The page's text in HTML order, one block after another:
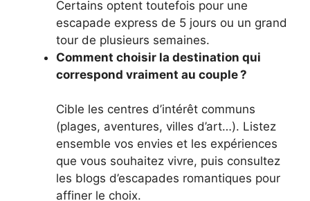
Certains optent toutefois pour une
escapade express de 5 jours ou un grand
tour de plusieurs semaines.
Comment choisir la destination qui
correspond vraiment au couple ?
Cible les centres d’intérêt communs
(plages, aventures, villes d’art…). Listez
ensemble vos envies et les expériences
que vous souhaitez vivre, puis consultez
les blogs d’escapades romantiques pour
affiner le choix.